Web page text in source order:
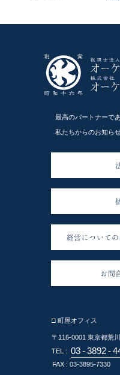
最高のパートナーで
私たちからのお知ら
経営について
お問
□ 町屋オフィス
〒116-0001 東京都荒
TEL : 03 - 3892 -
FAX : 03-3895-7330